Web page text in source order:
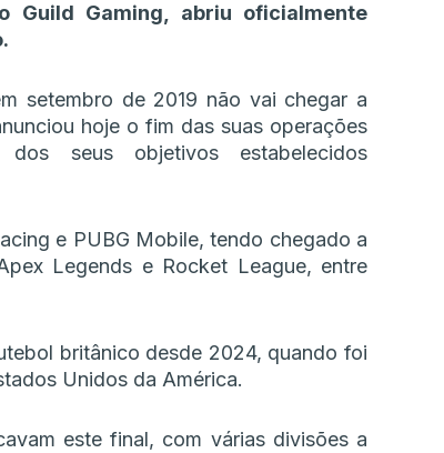
Guild Gaming, abriu oficialmente
setembro de 2019 não vai chegar a
hoje o fim das suas operações
seus objetivos estabelecidos
e PUBG Mobile, tendo chegado a
Legends e Rocket League, entre
britânico desde 2024, quando foi
Unidos da América.
este final, com várias divisões a